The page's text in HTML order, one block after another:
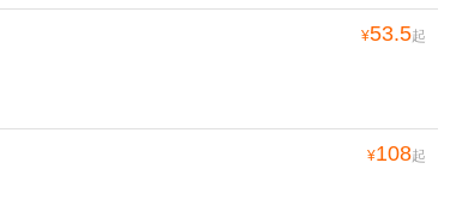
¥53.5起
¥108起